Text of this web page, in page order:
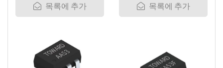
목록에 추가 목록에 추가